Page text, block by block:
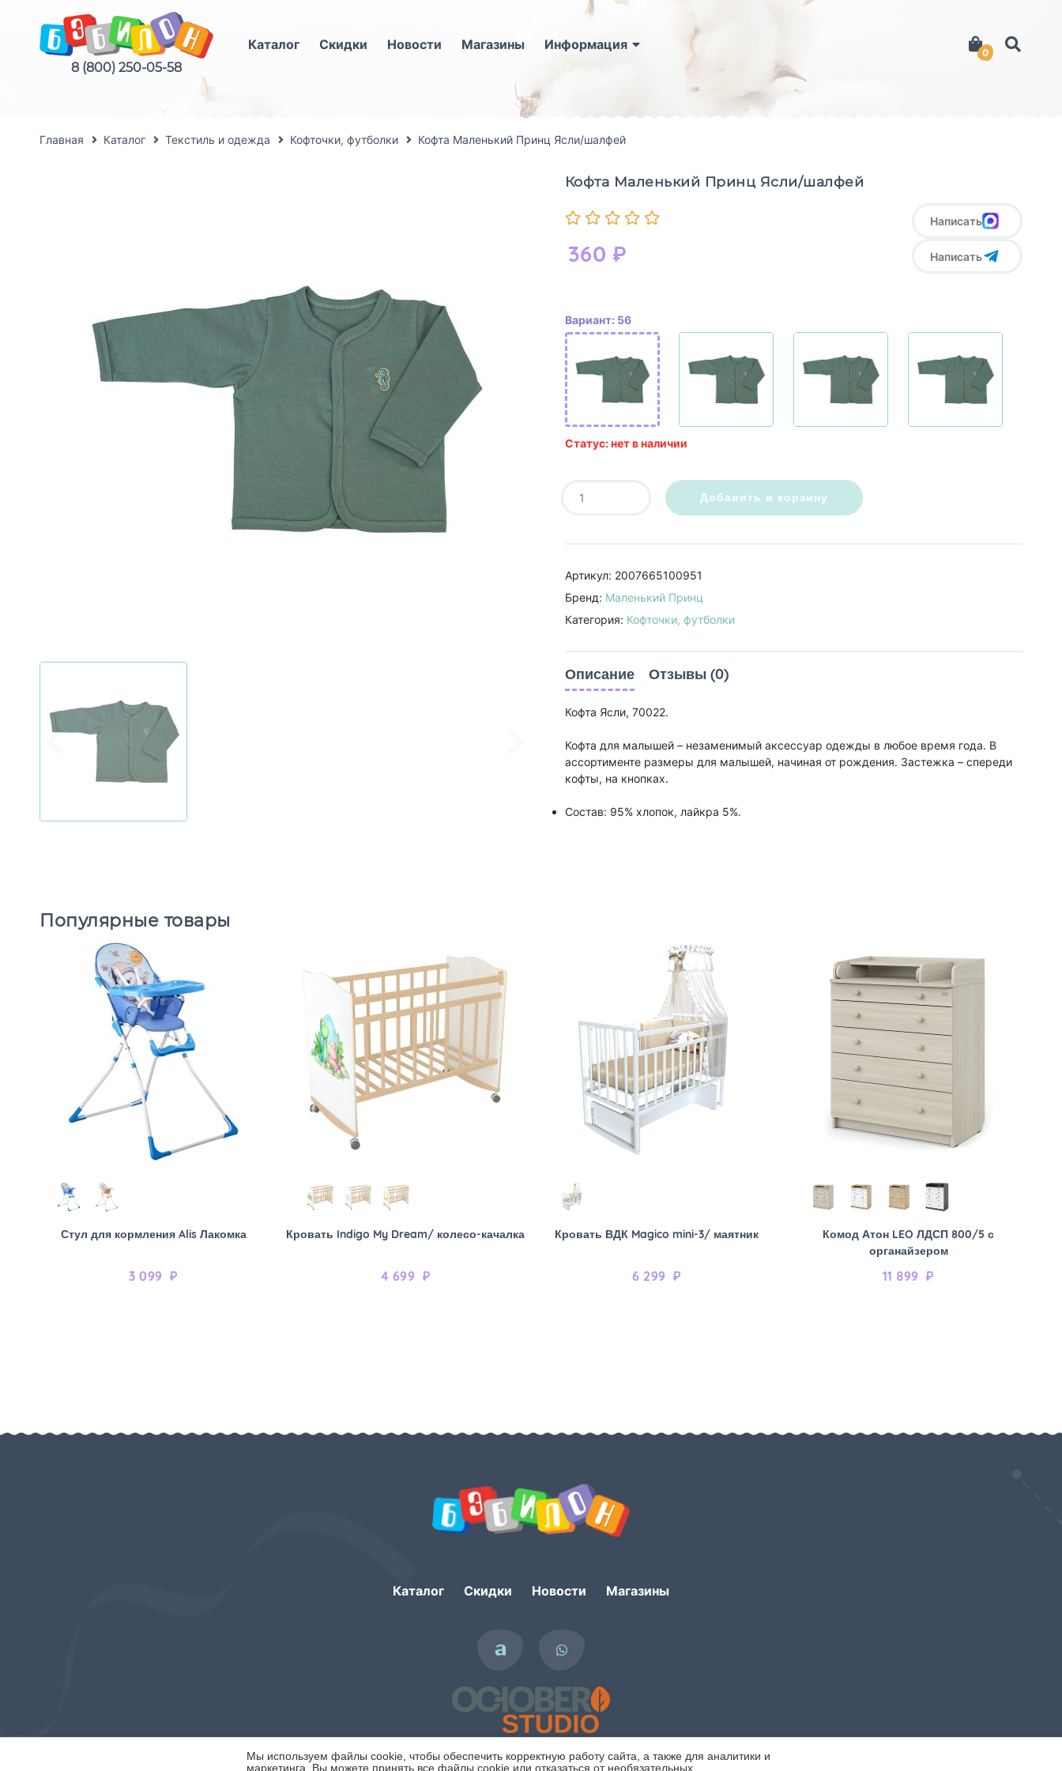
Мы используем файлы cookie, чтобы обеспечить корректную работу сайта, а также для аналитики и
маркетинга. Вы можете принять все файлы cookie или отказаться от необязательных.
8 (800) 250-05-58
Каталог Скидки Новости Магазины Информация
0
Главная Каталог Текстиль и одежда Кофточки, футболки Кофта Маленький Принц Ясли/шалфей
Кофта Маленький Принц Ясли/шалфей
360 ₽
Написать
Написать
Вариант: 56
Статус: нет в наличии
Добавить в корзину
Артикул: 2007665100951
Бренд: Маленький Принц
Категория: Кофточки, футболки
Описание Отзывы (0)
Кофта Ясли, 70022.
Кофта для малышей – незаменимый аксессуар одежды в любое время года. В
ассортименте размеры для малышей, начиная от рождения. Застежка – спереди
кофты, на кнопках.
Состав: 95% хлопок, лайкра 5%.
Популярные товары
Стул для кормления Alis Лакомка
3 099 ₽
Кровать Indigo My Dream/ колесо-качалка
4 699 ₽
Кровать ВДК Magico mini-3/ маятник
6 299 ₽
Комод Атон LEO ЛДСП 800/5 с
органайзером
11 899 ₽
Каталог Скидки Новости Магазины